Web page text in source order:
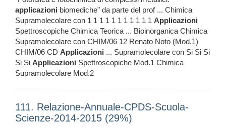
applicazioni biomediche" da parte del prof ... Chimica
Supramolecolare con 1 1 1 1 1 1 1 1 1 1 1 Applicazioni
Spettroscopiche Chimica Teorica ... Bioinorganica Chimica
Supramolecolare con CHIM/06 12 Renato Noto (Mod.1)
CHIM/06 CD Applicazioni ... Supramolecolare con Si Si Si
Si Si Applicazioni Spettroscopiche Mod.1 Chimica
Supramolecolare Mod.2
111. Relazione-Annuale-CPDS-Scuola-
Scienze-2014-2015 (29%)